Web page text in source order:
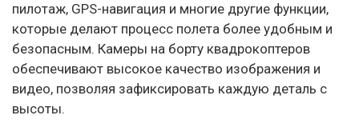
пилотаж, GPS-навигация и многие другие функции,
которые делают процесс полета более удобным и
безопасным. Камеры на борту квадрокоптеров
обеспечивают высокое качество изображения и
видео, позволяя зафиксировать каждую деталь с
высоты.